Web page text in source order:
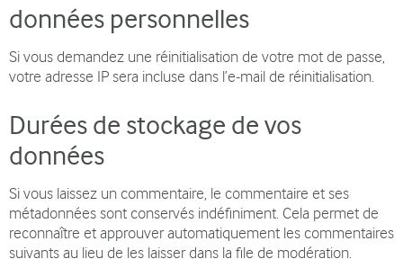
données personnelles
Si vous demandez une réinitialisation de votre mot de passe,
votre adresse IP sera incluse dans l’e-mail de réinitialisation.
Durées de stockage de vos
données
Si vous laissez un commentaire, le commentaire et ses
métadonnées sont conservés indéfiniment. Cela permet de
reconnaître et approuver automatiquement les commentaires
suivants au lieu de les laisser dans la file de modération.